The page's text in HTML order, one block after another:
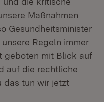
Maßnahmen
Gesundheitsminister
unsere Regeln immer
geboten mit Blick auf
auf die rechtliche
das tun wir jetzt